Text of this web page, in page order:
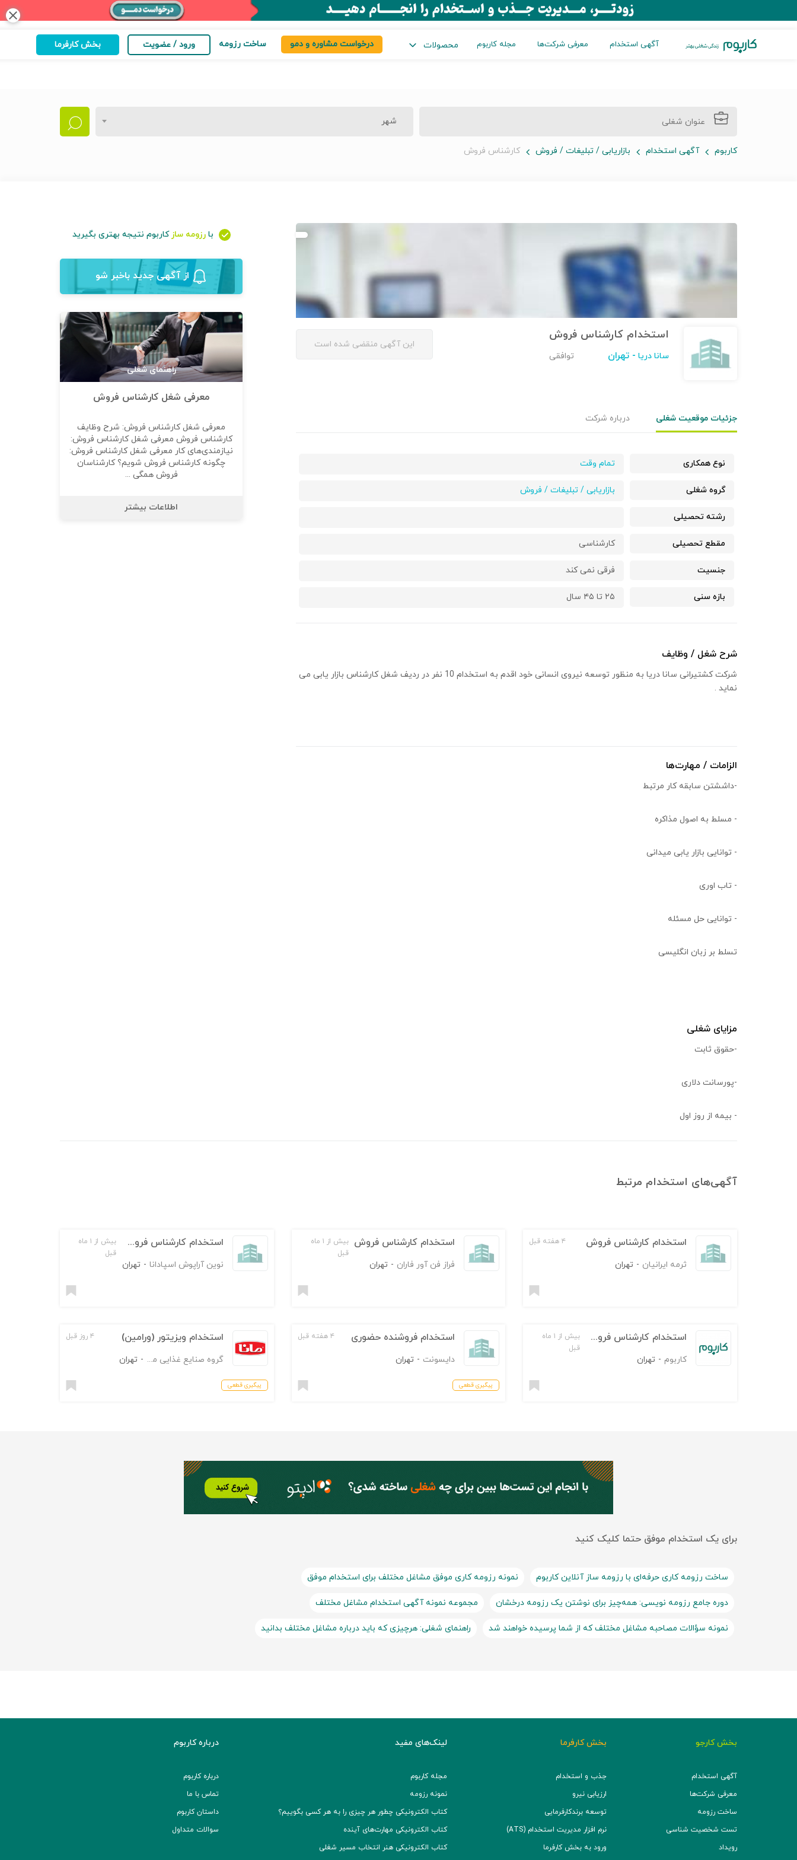
close
آگهی استخدام معرفی شرکت‌ها مجله کاربوم محصولات درخواست مشاوره و دمو ساخت رزومه ورود / عضویت بخش کارفرما
شهر
کاربوم آگهی استخدام بازاریابی / تبلیغات / فروش کارشناس فروش
استخدام کارشناس فروش
سانا دریا - تهران توافقی
این آگهی منقضی شده است
جزئیات موقعیت شغلی درباره شرکت
نوع همکاری تمام وقت
گروه شغلی بازاریابی / تبلیغات / فروش
رشته تحصیلی
مقطع تحصیلی کارشناسی
جنسیت فرقی نمی کند
بازه سنی ۲۵ تا ۴۵ سال
شرح شغل / وظایف
شرکت کشتیرانی سانا دریا به منظور توسعه نیروی انسانی خود اقدم به استخدام 10 نفر در ردیف شغل کارشناس بازار یابی می
نماید .
الزامات / مهارت‌ها
-داششتن سابقه کار مرتبط
- مسلط به اصول مذاکره
- توانایی بازار یابی میدانی
- تاب اوری
- توانایی حل مسئله
تسلط بر زبان انگلیسی
مزایای شغلی
-حقوق ثابت
-پورسانت دلاری
- بیمه از روز اول
بارزومه ساز کاربوم نتیجه بهتری بگیرید
از آگهی‌ جدید باخبر شو
راهنمای شغلی
معرفی شغل کارشناس فروش
معرفی شغل کارشناس فروش: شرح وظایف
کارشناس فروش معرفی شغل کارشناس فروش:
نیازمندی‌های کار معرفی شغل کارشناس فروش:
چگونه کارشناس فروش شویم؟ کارشناسان
فروش همگی ...
اطلاعات بیشتر
آگهی‌های استخدام مرتبط
استخدام کارشناس فروش
ثرمه ایرانیان - تهران
۴ هفته قبل استخدام کارشناس فروش
فراز فن آور فاران - تهران
بیش از ۱ ماه
قبل
استخدام کارشناس فروش دکوراسیون داخلی
نوین آراپوش اسپادانا - تهران
بیش از ۱ ماه
قبل
استخدام کارشناس فروش سازمانی (B2B)
کاربوم - تهران
بیش از ۱ ماه
قبل
استخدام فروشنده حضوری
دایسونت - تهران
۴ هفته قبل
پیگیری قطعی
استخدام ویزیتور (ورامین)
گروه صنایع غذایی مانا - تهران
۴ روز قبل
پیگیری قطعی
برای یک استخدام موفق حتما کلیک کنید
ساخت رزومه کاری حرفه‌ای با رزومه ساز آنلاین کاربوم نمونه رزومه کاری موفق مشاغل مختلف برای استخدام موفق
دوره جامع رزومه نویسی: همه‌چیز برای نوشتن یک رزومه درخشان مجموعه نمونه آگهی استخدام مشاغل مختلف
نمونه سؤالات مصاحبه مشاغل مختلف که از شما پرسیده خواهند شد راهنمای شغلی: هرچیزی که باید درباره مشاغل مختلف بدانید
بخش کارجو
آگهی استخدام
معرفی شرکت‌ها
ساخت رزومه
تست شخصیت شناسی
رویداد
بخش کارفرما
جذب و استخدام
ارزیابی نیرو
توسعه برند‌کارفرمایی
نرم افزار مدیریت استخدام (ATS)
ورود به بخش کارفرما
لینک‌های مفید
مجله کاربوم
نمونه رزومه
کتاب الکترونیکی چطور هر چیزی را به هر کسی بگوییم؟
کتاب الکترونیکی مهارت‌های آینده
کتاب الکترونیکی هنر انتخاب مسیر شغلی
درباره کاربوم
درباره کاربوم
تماس با ما
داستان کاربوم
سوالات متداول